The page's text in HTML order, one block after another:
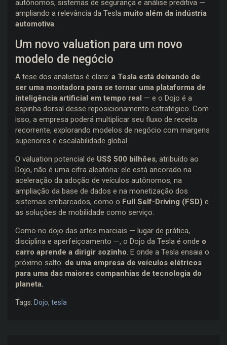
autônomos, sistemas de segurança e análise preditiva —
ampliando a relevância da Tesla muito além da indústria
automotiva.
Um novo valuation para um novo
modelo de negócio
A tese dos analistas é clara: a Tesla está deixando de
ser uma montadora para se tornar uma plataforma de
inteligência artificial em tempo real — e o Dojo é a
espinha dorsal desse reposicionamento estratégico. Com
isso, a empresa poderá multiplicar seu fluxo de receita
recorrente, explorando modelos de negócio com margens
superiores e escalabilidade global.
O valuation potencial de US$ 500 bilhões, atribuído ao
Dojo, não é uma cifra aleatória: ele está ancorado na
aceleração da adoção de veículos autônomos, na
ampliação da base de dados e na monetização dos
sistemas embarcados, como o Full Self-Driving (FSD) e
as soluções de mobilidade como serviço.
Como no dojo das artes marciais — lugar de prática,
disciplina e aperfeiçoamento —, o Dojo da Tesla é onde o
carro aprende a dirigir sozinho. E onde a Tesla ensaia o
próximo salto: de uma empresa de veículos elétricos
para uma das maiores companhias de tecnologia do
planeta.
Tags: Dojo, tesla